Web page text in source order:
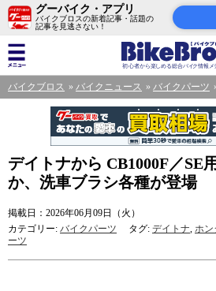
グーバイク・アプリ
バイクブロスの新着記事・話題の
記事を見逃さない！
バイクブロス バイクニュース バイクパーツ
デイトナから CB1000F／SE
か、洗車ブラシ各種が登場
掲載日：2026年06月09日（火）
カテゴリー: バイクパーツ タグ: デイトナ, ホン
ーツ